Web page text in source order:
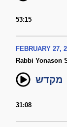
53:15
FEBRUARY 27,
Rabbi Yonason
מקדש
31:08